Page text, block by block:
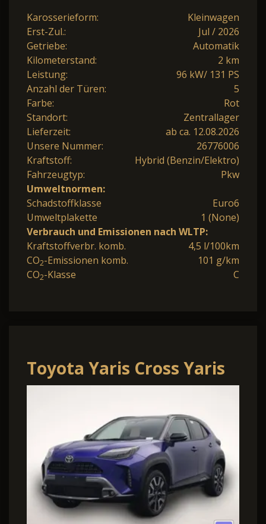
Karosserieform:
Kleinwagen
Erst-Zul.:
Jul / 2026
Getriebe:
Automatik
Kilometerstand:
2 km
Leistung:
96 kW/ 131 PS
Anzahl der Türen:
5
Farbe:
Rot
Standort:
Zentrallager
Lieferzeit:
ab ca. 12.08.2026
Unsere Nummer:
26776006
Kraftstoff:
Hybrid (Benzin/Elektro)
Fahrzeugtyp:
Pkw
Umweltnormen:
Schadstoffklasse
Euro6
Umweltplakette
1 (None)
Verbrauch und Emissionen nach WLTP:
Kraftstoffverbr. komb.
4,5 l/100km
CO2-Emissionen komb.
101 g/km
CO2-Klasse C
Toyota Yaris Cross Yaris
Cross 1.5-l 130PS HEV
Automatik Style Mat